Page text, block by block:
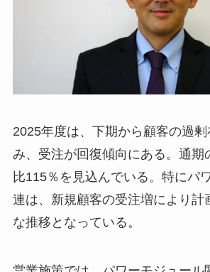
2025年度は、下期から顧客の過
み、受注が回復傾向にある。通期
比115％を見込んでいる。特にパ
連は、新規顧客の受注増により計
な推移となっている。